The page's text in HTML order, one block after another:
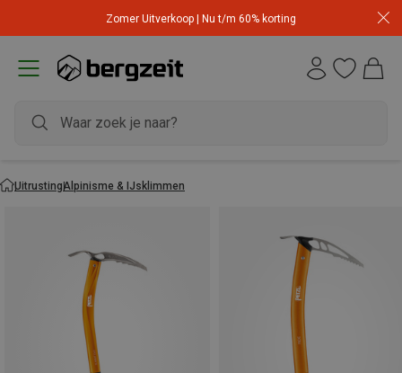
Zomer Uitverkoop | Nu t/m 60% korting
UitrustingAlpinisme & IJsklimmen